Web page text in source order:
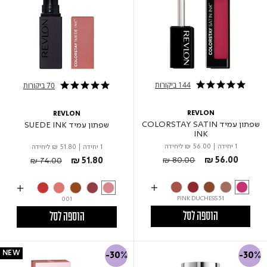
4.8 star rating 144 ביקורות
REVLON
שפתון עמיד COLORSTAY SATIN
INK
1 יחידה ₪ 56.00 ליחידה
₪ 56.00
Price reduced from
₪ 80.00to
31 PINK DUCHESS
הוספה לסל
4.8 star rating 70 ביקורות
REVLON
שפתון עמיד SUEDE INK
1 יחידה ₪ 51.80 ליחידה
₪ 51.80
Price reduced from
₪ 74.00to
001
הוספה לסל
-30%
-30%
NEW